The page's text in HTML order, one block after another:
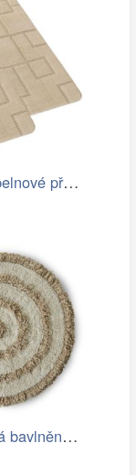
Bellatex koupelnové předložky SADA BANY…
Béžová kulatá bavlněná koupelnová…